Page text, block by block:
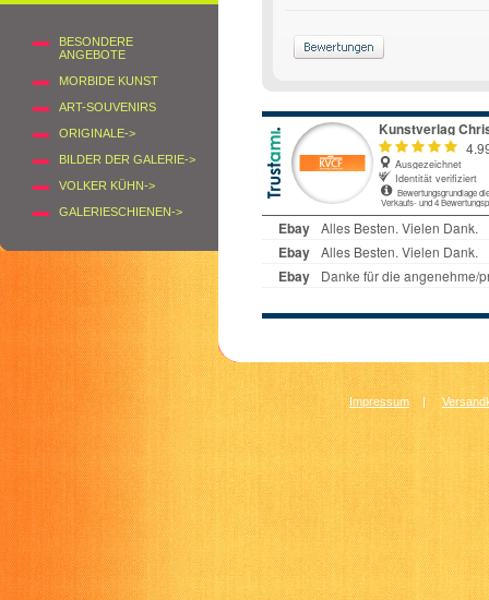
BESONDERE
ANGEBOTE
MORBIDE KUNST
ART-SOUVENIRS
ORIGINALE->
BILDER DER GALERIE->
VOLKER KÜHN->
GALERIESCHIENEN->
Impressum|